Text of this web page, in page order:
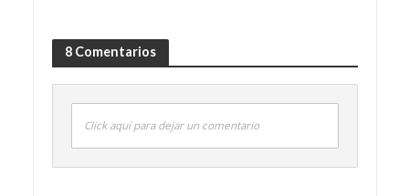
8 Comentarios
Click aquí para dejar un comentario